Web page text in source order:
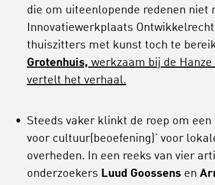
die om uiteenlopende redenen niet
Innovatiewerkplaats
thuiszitters met kunst toch te
Grotenhuis, werkzaam bij de
vertelt het verhaal.
Steeds vaker klinkt de roep om
voor cultuur(beoefening)’ voor
overheden. In een reeks van vier
onderzoekers Luud Goossens en